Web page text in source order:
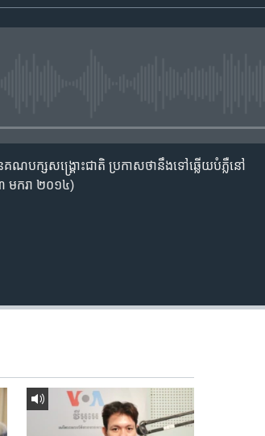
បក្ស​សង្គ្រោះ​ជាតិ​ ប្រកាស​ថា​នឹង​ទៅ​ឆ្លើយ​បំភ្លឺ​នៅ​
មករា ២០១៤)